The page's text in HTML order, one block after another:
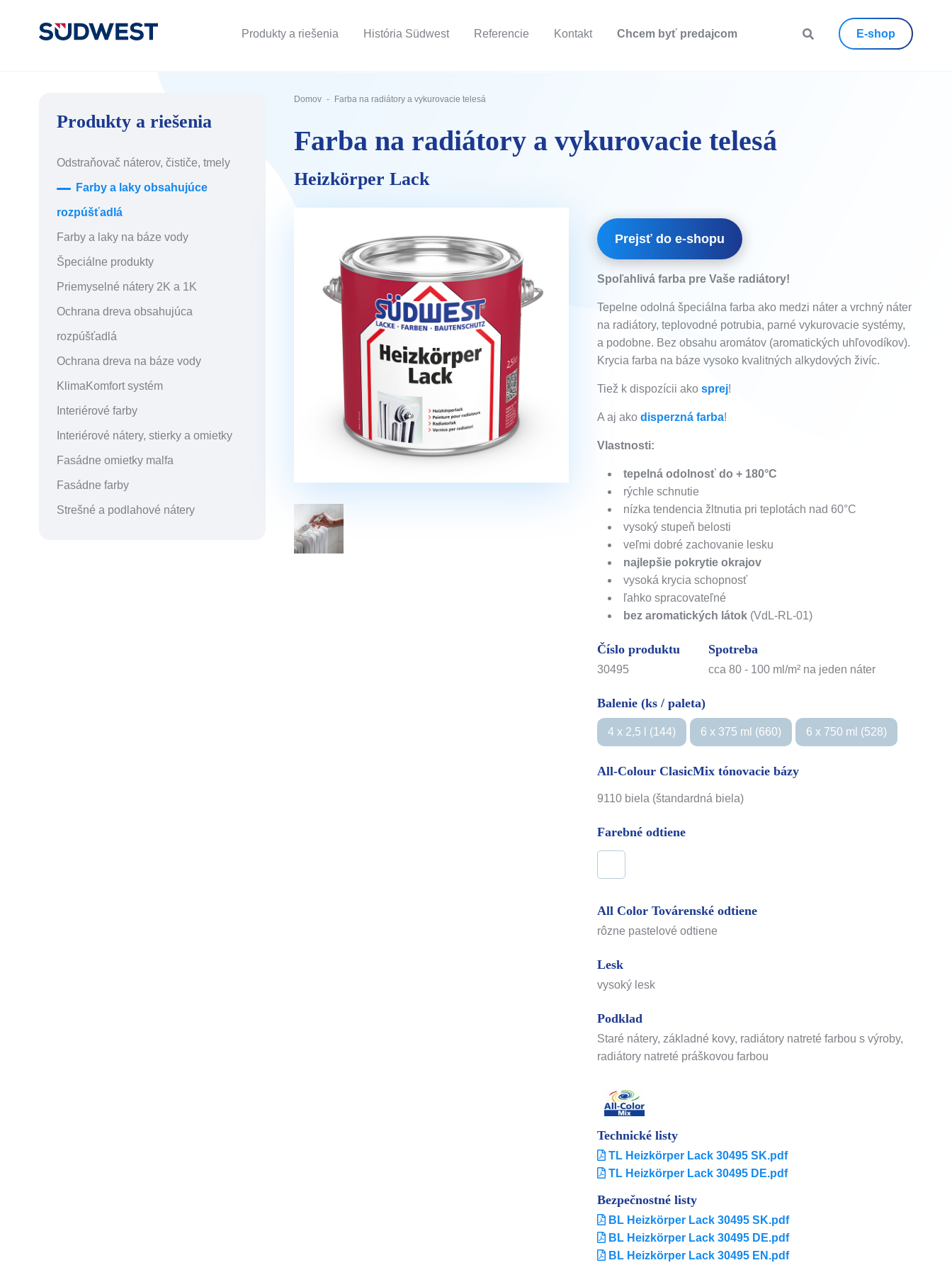
Produkty a riešenia História Südwest Referencie Kontakt Chcem byť predajcom E-shop
Produkty a riešenia
Odstraňovač náterov, čističe, tmely
Farby a laky obsahujúce
rozpúšťadlá
Farby a laky na báze vody
Špeciálne produkty
Priemyselné nátery 2K a 1K
Ochrana dreva obsahujúca
rozpúšťadlá
Ochrana dreva na báze vody
KlimaKomfort systém
Interiérové farby
Interiérové nátery, stierky a omietky
Fasádne omietky malfa
Fasádne farby
Strešné a podlahové nátery
Domov Farba na radiátory a vykurovacie telesá
Farba na radiátory a vykurovacie telesá
Heizkörper Lack
Prejsť do e-shopu
Spoľahlivá farba pre Vaše radiátory!
Tepelne odolná špeciálna farba ako medzi náter a vrchný náter
na radiátory, teplovodné potrubia, parné vykurovacie systémy,
a podobne. Bez obsahu aromátov (aromatických uhľovodíkov).
Krycia farba na báze vysoko kvalitných alkydových živíc.
Tiež k dispozícii akosprej!
A aj akodisperzná farba!
Vlastnosti:
tepelná odolnosť do + 180°C
rýchle schnutie
nízka tendencia žltnutia pri teplotách nad 60°C
vysoký stupeň belosti
veľmi dobré zachovanie lesku
najlepšie pokrytie okrajov
vysoká krycia schopnosť
ľahko spracovateľné
bez aromatických látok (VdL-RL-01)
Číslo produktu
30495
Spotreba
cca 80 - 100 ml/m² na jeden náter
Balenie (ks / paleta)
4 x 2,5 l (144) 6 x 375 ml (660) 6 x 750 ml (528)
All-Colour ClasicMix tónovacie bázy
9110 biela (štandardná biela)
Farebné odtiene
All Color Továrenské odtiene
rôzne pastelové odtiene
Lesk
vysoký lesk
Podklad
Staré nátery, základné kovy, radiátory natreté farbou s výroby,
radiátory natreté práškovou farbou
Technické listy
TL Heizkörper Lack 30495 SK.pdf
TL Heizkörper Lack 30495 DE.pdf
Bezpečnostné listy
BL Heizkörper Lack 30495 SK.pdf
BL Heizkörper Lack 30495 DE.pdf
BL Heizkörper Lack 30495 EN.pdf